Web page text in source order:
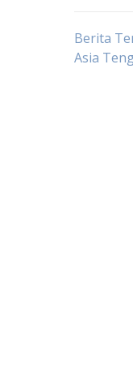
Post
Berita
Asia